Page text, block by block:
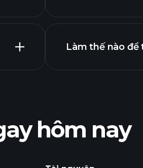
Làm thế nào để
hôm nay